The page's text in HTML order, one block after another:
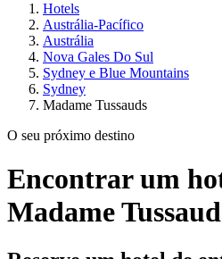
Hotels
Austrália-Pacífico
Austrália
Nova Gales Do Sul
Sydney e Blue Mountains
Sydney
Madame Tussauds
O seu próximo destino
Encontrar um
Madame